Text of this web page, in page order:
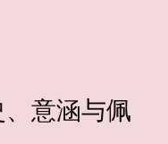
意涵与佩